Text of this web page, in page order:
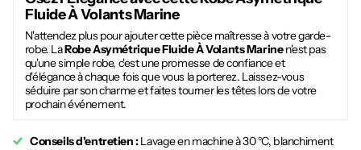
Fluide À Volants Marine
N'attendez plus pour ajouter cette pièce maîtresse à votre garde-
robe. LaRobe Asymétrique Fluide À Volants Marinen'est pas
qu'une simple robe, c'est une promesse de confiance et
d'élégance à chaque fois que vous la porterez. Laissez-vous
séduire par son charme et faites tourner les têtes lors de votre
prochain événement.
Conseils d'entretien :Lavage en machine à 30 °C, blanchiment